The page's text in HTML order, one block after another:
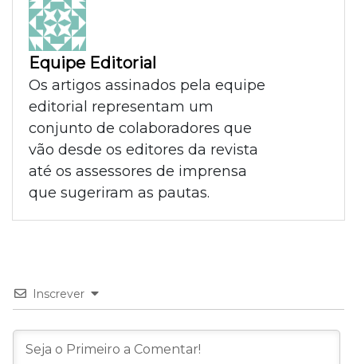
Equipe Editorial
Os artigos assinados pela equipe
editorial representam um
conjunto de colaboradores que
vão desde os editores da revista
até os assessores de imprensa
que sugeriram as pautas.
Inscrever